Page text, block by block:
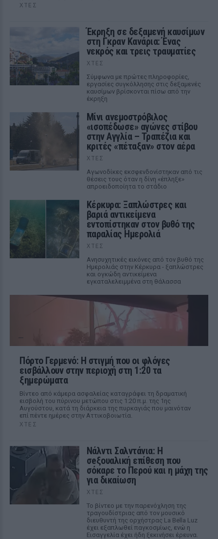
ΧΤΕΣ
Έκρηξη σε δεξαμενή καυσίμων
στη Γκραν Κανάρια: Ένας
νεκρός και τρεις τραυματίες
ΧΤΕΣ
Σύμφωνα με πρώτες πληροφορίες,
εργασίες συγκόλλησης στις δεξαμενές
καυσίμων βρίσκονται πίσω από την
έκρηξη
Μίνι ανεμοστρόβιλος
«ισοπέδωσε» αγώνες στίβου
στην Αγγλία – Τραπέζια και
κριτές «πέταξαν» στον αέρα
ΧΤΕΣ
Αγωνοδίκες εκσφενδονίστηκαν από τις
θέσεις τους όταν η δίνη «έπληξε»
απροειδοποίητα το στάδιο
Κέρκυρα: Ξαπλώστρες και
βαριά αντικείμενα
εντοπίστηκαν στον βυθό της
παραλίας Ημερολιά
ΧΤΕΣ
Ανησυχητικές εικόνες από τον βυθό της
Ημερολιάς στην Κέρκυρα - ξαπλώστρες
και ογκώδη αντικείμενα
εγκαταλελειμμένα στη θάλασσα
Πόρτο Γερμενό: Η στιγμή που οι φλόγες
εισβάλλουν στην περιοχή στη 1:20 τα
ξημερώματα
Βίντεο από κάμερα ασφαλείας καταγράφει τη δραματική
εισβολή του πύρινου μετώπου στις 1:20 π.μ. της 1ης
Αυγούστου, κατά τη διάρκεια της πυρκαγιάς που μαινόταν
επί πέντε ημέρες στην Αττικοβοιωτία.
ΧΤΕΣ
Νάλντι Σαλντάνια: Η
σeξουαλική επίθεση που
σόκαρε το Περού και η μάχη της
για δικαίωση
ΧΤΕΣ
Το βίντεο με την παρενόχληση της
τραγουδίστριας από τον μουσικό
διευθυντή της ορχήστρας La Bella Luz
έχει εξαπλωθεί παγκοσμίως, ενώ η
Εισαγγελία έχει ήδη ξεκινήσει έρευνα.